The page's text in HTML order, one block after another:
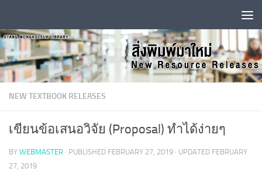
NEW TEXTBOOK RELEASES
เขียนข้อเสนอวิจัย (Proposal) ทำได้ง่ายๆ
BY WEBMASTER · PUBLISHED FEBRUARY 27, 2019 · UPDATED FEBRUARY
27, 2019